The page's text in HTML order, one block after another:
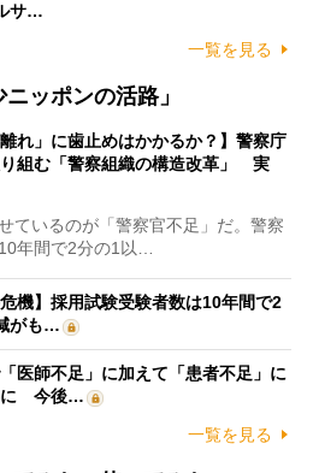
サ…
一覧を見る
ッポンの活路」
離れ」に歯止めはかかるか？】警察庁
組む「警察組織の構造改革」 実
ているのが「警察官不足」だ。警察
年間で2分の1以…
機】採用試験受験者数は10年間で2
がも…
医師不足」に加えて「患者不足」に
に 今後…
一覧を見る